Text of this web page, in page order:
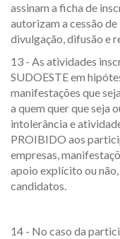
assinam a ficha de
autorizam a cessão
divulgação, difusão e
13 - As atividades
SUDOESTE em
manifestações que
a quem quer que seja
intolerância e
PROIBIDO aos
empresas,
apoio explícito ou
candidatos.
14 - No caso da